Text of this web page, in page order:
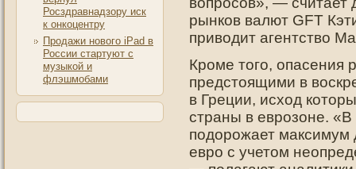
Росздравнадзору иск
к онкоцентру
Продажи нового iPad в
России стартуют с
музыкой и
флэшмобами
рынков валют GFT
приводит агентство
Кроме того, опасения
предстоящими в
в Греции, исход
страны в еврозоне.
подорожает максимум
евро с учетом